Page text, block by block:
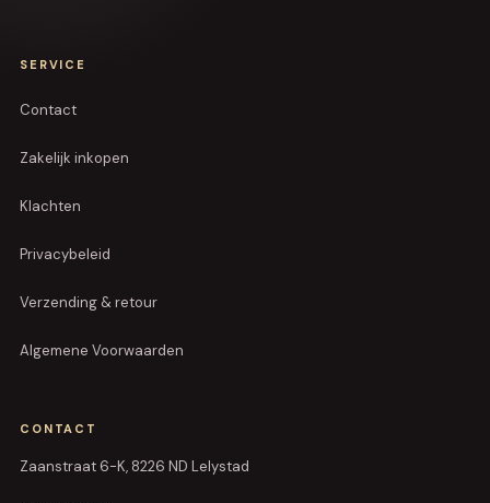
SERVICE
Contact
Zakelijk inkopen
Klachten
Privacybeleid
Verzending & retour
Algemene Voorwaarden
CONTACT
Zaanstraat 6-K, 8226 ND Lelystad